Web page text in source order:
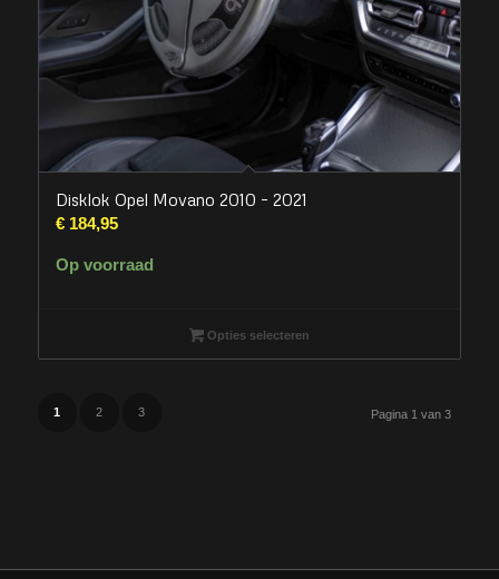
Disklok Opel Movano 2010 – 2021
€184,95
Op voorraad
Opties selecteren
Pagina 1 van 3
1 2 3